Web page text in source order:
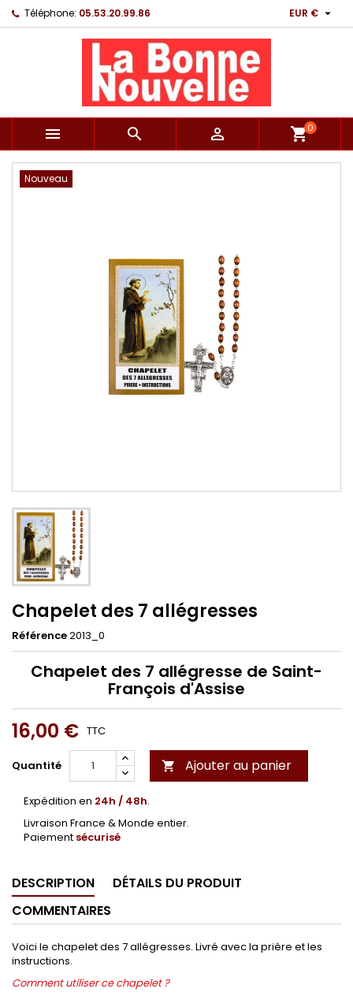
Téléphone: 05.53.20.99.86 EUR € 
   shopping_cart0
Nouveau
Chapelet des 7 allégresses
Référence2013_0
Chapelet des 7 allégresse de Saint-
François d'Assise
16,00 € TTC
Quantité  Ajouter au panier
Expédition en 24h / 48h.
Livraison France & Monde entier.
Paiement sécurisé
DESCRIPTION
DÉTAILS DU PRODUIT
COMMENTAIRES
Voici le chapelet des 7 allégresses. Livré avec la prière et les
instructions.
Comment utiliser ce chapelet ?